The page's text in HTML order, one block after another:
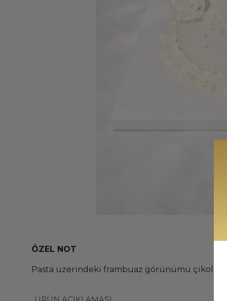
ÖZEL NOT
Pasta üzerindeki frambuaz görünümü